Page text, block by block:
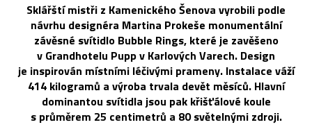
Sklářští mistři z Kamenického Šenova vyrobili podle
návrhu designéra Martina Prokeše monumentální
závěsné svítidlo Bubble Rings, které je zavěšeno
v Grandhotelu Pupp v Karlových Varech. Design
je inspirován místními léčivými prameny. Instalace váží
414 kilogramů a výroba trvala devět měsíců. Hlavní
dominantou svítidla jsou pak křišťálové koule
s průměrem 25 centimetrů a 80 světelnými zdroji.